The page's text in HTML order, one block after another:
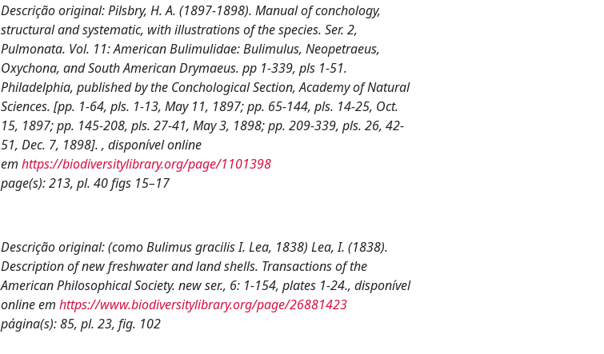
Descrição original:Pilsbry, H. A. (1897-1898). Manual of conchology,
structural and systematic, with illustrations of the species. Ser. 2,
Pulmonata. Vol. 11: American Bulimulidae: Bulimulus, Neopetraeus,
Oxychona, and South American Drymaeus. pp 1-339, pls 1-51.
Philadelphia, published by the Conchological Section, Academy of Natural
Sciences. [pp. 1-64, pls. 1-13, May 11, 1897; pp. 65-144, pls. 14-25, Oct.
15, 1897; pp. 145-208, pls. 27-41, May 3, 1898; pp. 209-339, pls. 26, 42-
51, Dec. 7, 1898]. , disponível online
em https://biodiversitylibrary.org/page/1101398
page(s): 213, pl. 40 figs 15–17
Descrição original:(comoBulimus gracilis I. Lea, 1838) Lea, I. (1838).
Description of new freshwater and land shells. Transactions of the
American Philosophical Society. new ser., 6: 1-154, plates 1-24., disponível
online em https://www.biodiversitylibrary.org/page/26881423
página(s): 85, pl. 23, fig. 102